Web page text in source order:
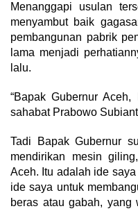
Menanggapi usulan
menyambut baik
pembangunan pabrik
lama menjadi
lalu.
“Bapak Gubernur
sahabat Prabowo
Tadi Bapak Gubernur
mendirikan mesin
Aceh. Itu adalah ide
ide saya untuk
beras atau gabah,